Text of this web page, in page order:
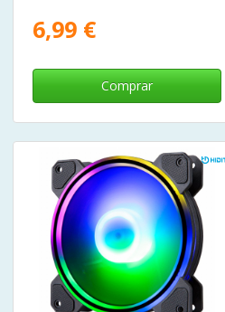
6,99 €
Comprar